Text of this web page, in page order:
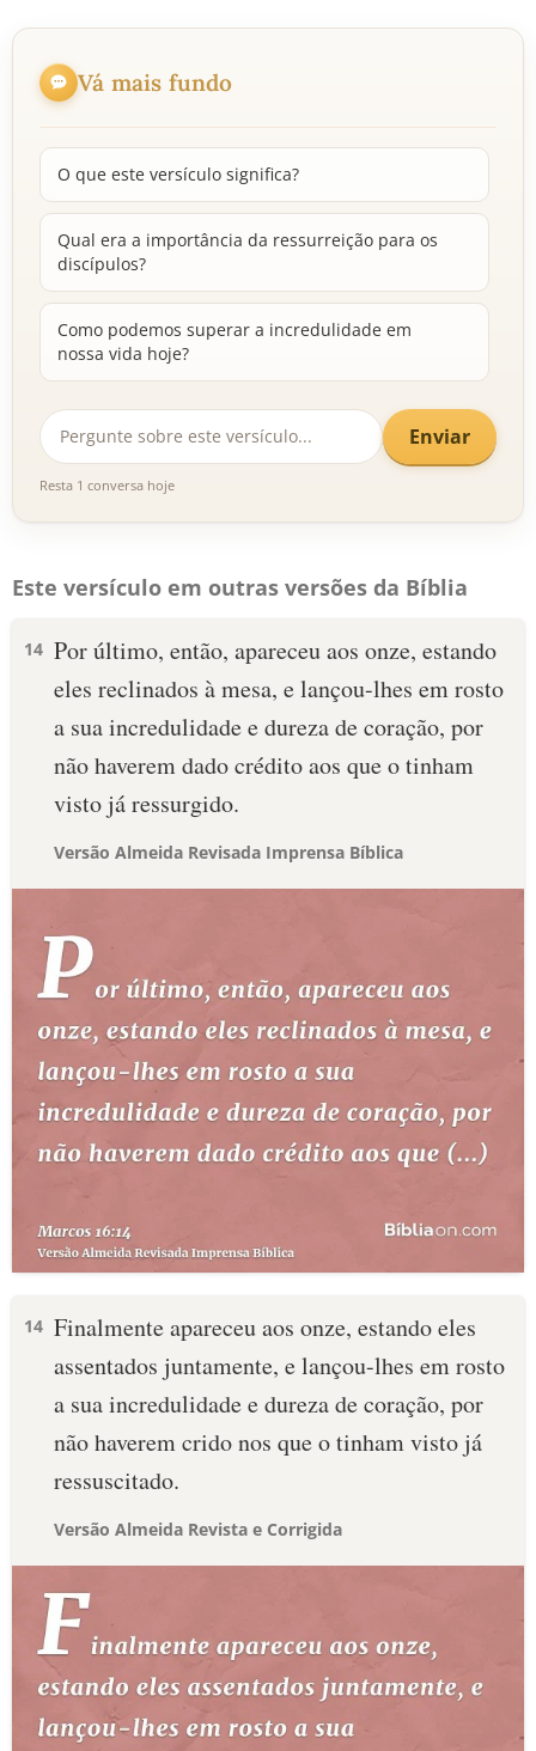
Vá mais fundo
O que este versículo significa?
Qual era a importância da ressurreição para os
discípulos?
Como podemos superar a incredulidade em
nossa vida hoje?
Enviar
Resta 1 conversa hoje
Este versículo em outras versões da Bíblia
14 Por último, então, apareceu aos onze, estando
eles reclinados à mesa, e lançou-lhes em rosto
a sua incredulidade e dureza de coração, por
não haverem dado crédito aos que o tinham
visto já ressurgido.
Versão Almeida Revisada Imprensa Bíblica
14 Finalmente apareceu aos onze, estando eles
assentados juntamente, e lançou-lhes em rosto
a sua incredulidade e dureza de coração, por
não haverem crido nos que o tinham visto já
ressuscitado.
Versão Almeida Revista e Corrigida